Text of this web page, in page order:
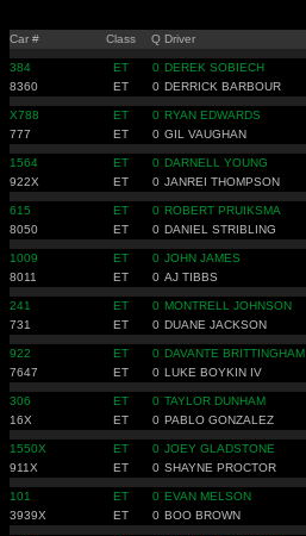
Car # Class Q Driver
384 ET 0 DEREK SOBIECH
8360
ET 0 DERRICK BARBOUR
X788 ET 0 RYAN EDWARDS
777
ET 0 GIL VAUGHAN
1564 ET 0 DARNELL YOUNG
922X
ET 0 JANREI THOMPSON
615 ET 0 ROBERT PRUIKSMA
8050
ET 0 DANIEL STRIBLING
1009 ET 0 JOHN JAMES
8011
ET 0 AJ TIBBS
241 ET 0 MONTRELL JOHNSON
731
ET 0 DUANE JACKSON
922 ET 0 DAVANTE BRITTINGHAM
7647
ET 0 LUKE BOYKIN IV
306 ET 0 TAYLOR DUNHAM
16X
ET 0 PABLO GONZALEZ
1550X ET 0 JOEY GLADSTONE
911X
ET 0 SHAYNE PROCTOR
101 ET 0 EVAN MELSON
3939X
ET 0 BOO BROWN